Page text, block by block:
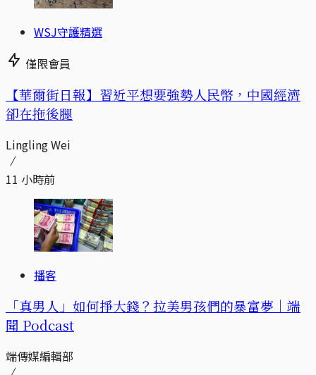
WSJ守護精選
僅限會員
【華爾街日報】習近平想要強勢人民幣，中國經濟
卻在拖後腿
Lingling Wei
11 小時前
播客
「真男人」如何掙大錢？拉美男孩們的暴富夢｜端
聞 Podcast
端傳媒編輯部